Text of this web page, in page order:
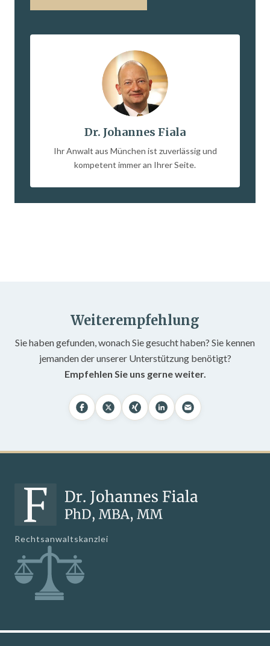
Dr. Johannes Fiala
Ihr Anwalt aus München ist zuverlässig und
kompetent immer an Ihrer Seite.
Weiterempfehlung
Sie haben gefunden, wonach Sie gesucht haben? Sie kennen
jemanden der unserer Unterstützung benötigt?
Empfehlen Sie uns gerne weiter.
Rechtsanwaltskanzlei